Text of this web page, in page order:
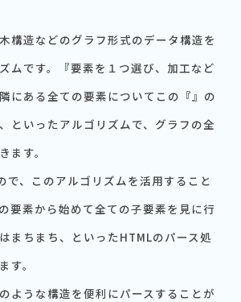
構造などのグラフ形式のデータ構造を
ムです。『要素を１つ選び、加工など
にある全ての要素についてこの『』の
といったアルゴリズムで、グラフの全
ます。
で、このアルゴリズムを活用すること
要素から始めて全ての子要素を見に行
まちまち、といったHTMLのパース処
す。
ような構造を便利にパースすることが